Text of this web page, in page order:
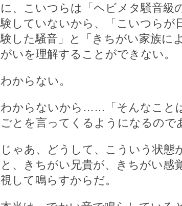
に、こいつらは「ヘビメタ騒音級
験していないから、「こいつらが
験した騒音」と「きちがい家族に
がいを理解することができない。
わからない。
わからないから……「そんなこと
ごとを言ってくるようになるので
じゃあ、どうして、こういう状態
と、きちがい兄貴が、きちがい感
視して鳴らすからだ。